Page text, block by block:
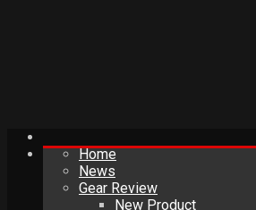
Home
News
Gear Review
New Product